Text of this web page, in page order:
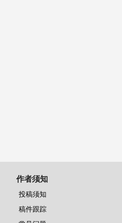
作者须知
投稿须知
稿件跟踪